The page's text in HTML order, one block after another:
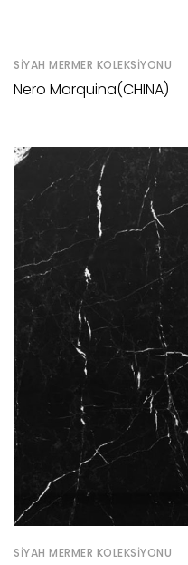
SIYAH MERMER KOLEKSIYONU
Nero Marquina(CHINA)
SIYAH MERMER KOLEKSIYONU